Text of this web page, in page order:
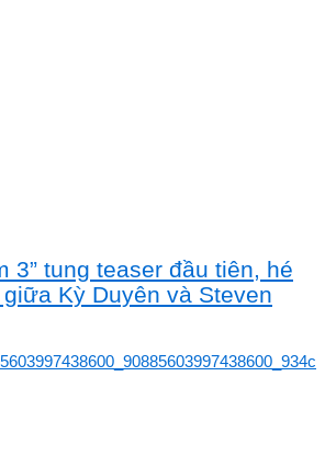
3” tung teaser đầu tiên, hé
Kỳ Duyên và Steven